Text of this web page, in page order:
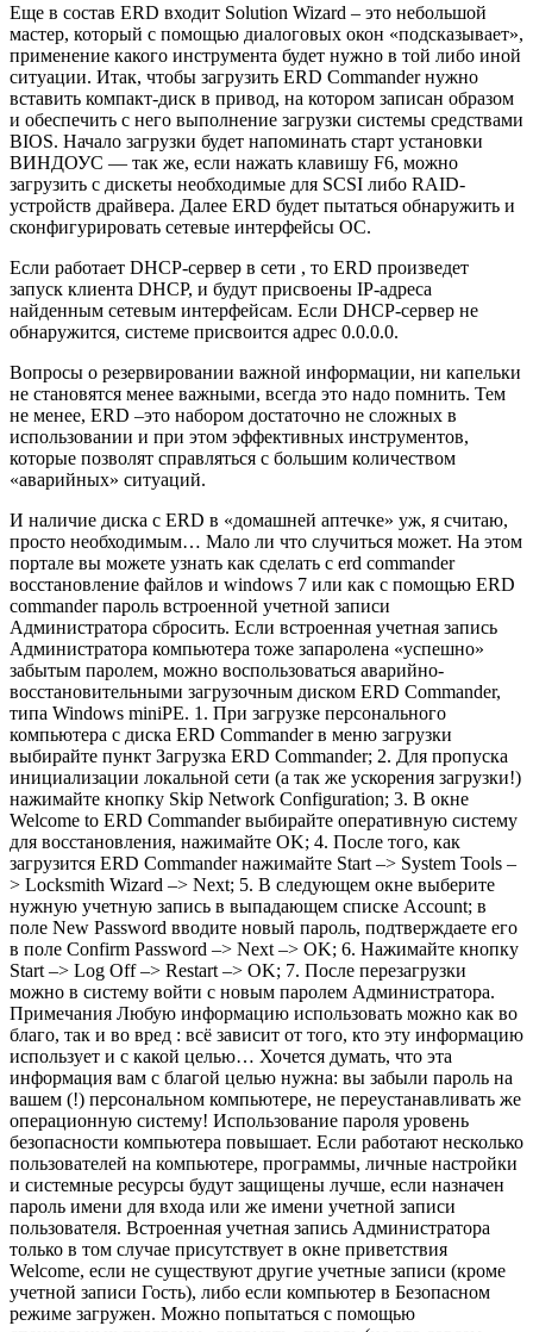
Еще в состав ERD входит Solution Wizard – это небольшой
мастер, который с помощью диалоговых окон «подсказывает»,
применение какого инструмента будет нужно в той либо иной
ситуации. Итак, чтобы загрузить ERD Commander нужно
вставить компакт-диск в привод, на котором записан образом
и обеспечить с него выполнение загрузки системы средствами
BIOS. Начало загрузки будет напоминать старт установки
ВИНДОУС — так же, если нажать клавишу F6, можно
загрузить с дискеты необходимые для SCSI либо RAID-
устройств драйвера. Далее ERD будет пытаться обнаружить и
сконфигурировать сетевые интерфейсы ОС.
Если работает DHCP-сервер в сети , то ERD произведет
запуск клиента DHCP, и будут присвоены IP-адреса
найденным сетевым интерфейсам. Если DHCP-сервер не
обнаружится, системе присвоится адрес 0.0.0.0.
Вопросы о резервировании важной информации, ни капельки
не становятся менее важными, всегда это надо помнить. Тем
не менее, ERD –это набором достаточно не сложных в
использовании и при этом эффективных инструментов,
которые позволят справляться с большим количеством
«аварийных» ситуаций.
И наличие диска с ERD в «домашней аптечке» уж, я считаю,
просто необходимым… Мало ли что случиться может. На этом
портале вы можете узнать как сделать с erd commander
восстановление файлов и windows 7 или как с помощью ERD
commander пароль встроенной учетной записи
Администратора сбросить. Если встроенная учетная запись
Администратора компьютера тоже запаролена «успешно»
забытым паролем, можно воспользоваться аварийно-
восстановительными загрузочным диском ERD Commander,
типа Windows miniPE. 1. При загрузке персонального
компьютера с диска ERD Commander в меню загрузки
выбирайте пункт Загрузка ERD Commander; 2. Для пропуска
инициализации локальной сети (а так же ускорения загрузки!)
нажимайте кнопку Skip Network Configuration; 3. В окне
Welcome to ERD Commander выбирайте оперативную систему
для восстановления, нажимайте OK; 4. После того, как
загрузится ERD Commander нажимайте Start –> System Tools –
> Locksmith Wizard –> Next; 5. В следующем окне выберите
нужную учетную запись в выпадающем списке Account; в
поле New Password вводите новый пароль, подтверждаете его
в поле Confirm Password –> Next –> OK; 6. Нажимайте кнопку
Start –> Log Off –> Restart –> OK; 7. После перезагрузки
можно в систему войти с новым паролем Администратора.
Примечания Любую информацию использовать можно как во
благо, так и во вред : всё зависит от того, кто эту информацию
использует и с какой целью… Хочется думать, что эта
информация вам с благой целью нужна: вы забыли пароль на
вашем (!) персональном компьютере, не переустанавливать же
операционную систему! Использование пароля уровень
безопасности компьютера повышает. Если работают несколько
пользователей на компьютере, программы, личные настройки
и системные ресурсы будут защищены лучше, если назначен
пароль имени для входа или же имени учетной записи
пользователя. Встроенная учетная запись Администратора
только в том случае присутствует в окне приветствия
Welcome, если не существуют другие учетные записи (кроме
учетной записи Гость), либо если компьютер в Безопасном
режиме загружен. Можно попытаться с помощью